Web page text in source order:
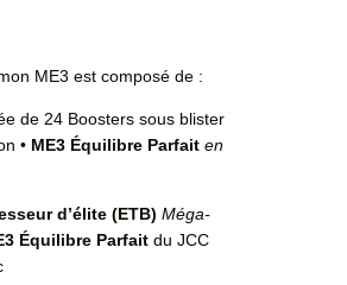
ME3 est composé de :
de 24 Boosters sous blister
• ME3 Équilibre Parfaiten
d’élite (ETB) Méga-
Équilibre Parfait du JCC